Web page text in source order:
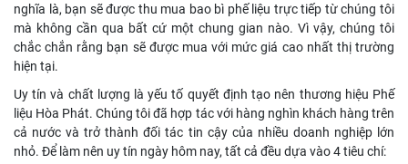
nghĩa là, bạn sẽ được thu mua bao bì phế liệu trực tiếp từ chúng tôi
mà không cần qua bất cứ một chung gian nào. Vì vậy, chúng tôi
chắc chắn rằng bạn sẽ được mua với mức giá cao nhất thị trường
hiện tại.
Uy tín và chất lượng là yếu tố quyết định tạo nên thương hiệu Phế
liệu Hòa Phát. Chúng tôi đã hợp tác với hàng nghìn khách hàng trên
cả nước và trở thành đối tác tin cậy của nhiều doanh nghiệp lớn
nhỏ. Để làm nên uy tín ngày hôm nay, tất cả đều dựa vào 4 tiêu chí: